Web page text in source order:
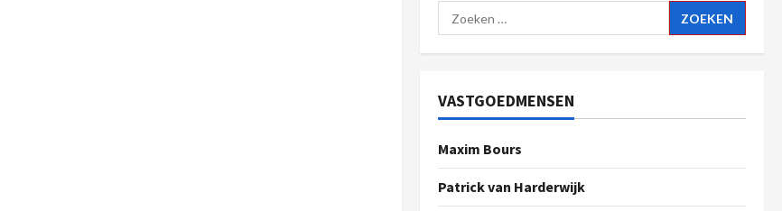
VASTGOEDMENSEN
Maxim Bours
Patrick van Harderwijk